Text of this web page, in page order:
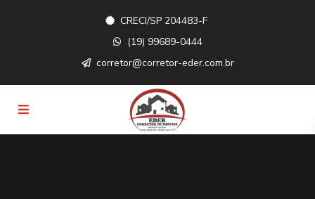
CRECI/SP 204483-F
(19) 99689-0444
corretor@corretor-eder.com.br